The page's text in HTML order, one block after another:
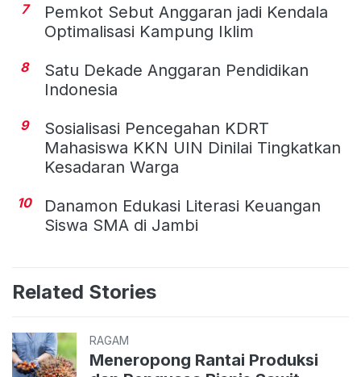
7
Pemkot Sebut Anggaran jadi Kendala
Optimalisasi Kampung Iklim
8
Satu Dekade Anggaran Pendidikan
Indonesia
9
Sosialisasi Pencegahan KDRT
Mahasiswa KKN UIN Dinilai Tingkatkan
Kesadaran Warga
10
Danamon Edukasi Literasi Keuangan
Siswa SMA di Jambi
Related Stories
RAGAM
Meneropong Rantai Produksi